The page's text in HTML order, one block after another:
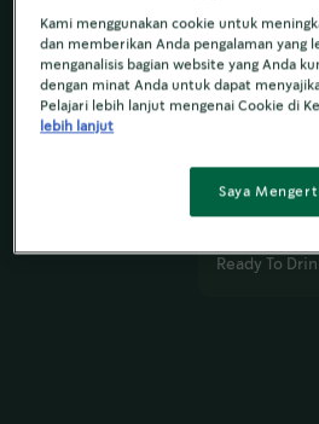
rasa dengan Starbucks
Starbucks
Bahan dan
Ready To
Kami menggunakan cookie untuk
dan memberikan Anda pengalaman yang
menganalisis bagian website yang Anda
dengan minat Anda untuk dapat
Pelajari lebih lanjut mengenai Cookie di
lebih lanjut
Saya